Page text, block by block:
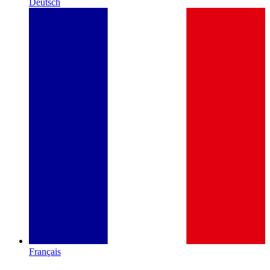
Deutsch
Français